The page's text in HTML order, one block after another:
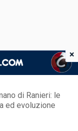
di Ranieri: le
ed evoluzione
×